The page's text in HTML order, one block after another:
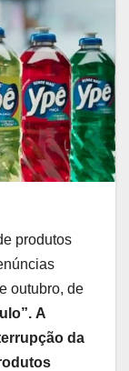
produtos
outubro, de
A
da